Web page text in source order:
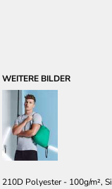
WEITERE BILDER
210D Polyester - 100g/m²,